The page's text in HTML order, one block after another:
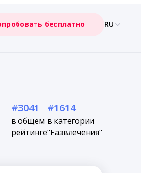
бесплатно RU
#3041
в общем
рейтинге
#1614
в категории
"Развлечения"